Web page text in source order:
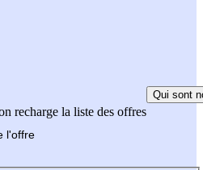
recharge la liste des offres
Qui sont
l'offre